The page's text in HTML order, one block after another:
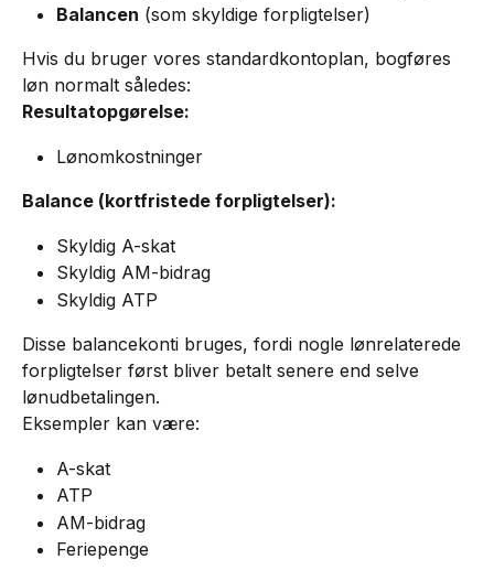
Balancen (som skyldige forpligtelser)
Hvis du bruger vores standardkontoplan, bogføres
løn normalt således:
Resultatopgørelse:
Lønomkostninger
Balance (kortfristede forpligtelser):
Skyldig A-skat
Skyldig AM-bidrag
Skyldig ATP
Disse balancekonti bruges, fordi nogle lønrelaterede
forpligtelser først bliver betalt senere end selve
lønudbetalingen.
Eksempler kan være:
A-skat
ATP
AM-bidrag
Feriepenge